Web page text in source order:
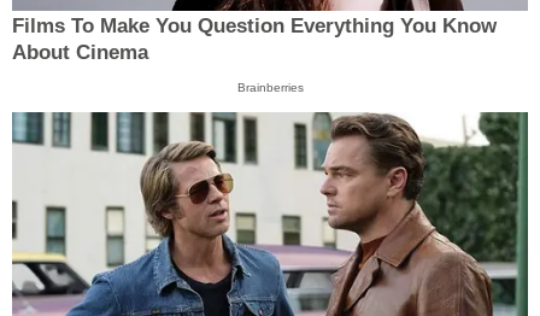
Films To Make You Question Everything You Know
About Cinema
Brainberries